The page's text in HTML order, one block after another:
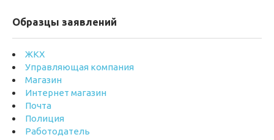
Образцы заявлений
ЖКХ
Управляющая компания
Магазин
Интернет магазин
Почта
Полиция
Работодатель